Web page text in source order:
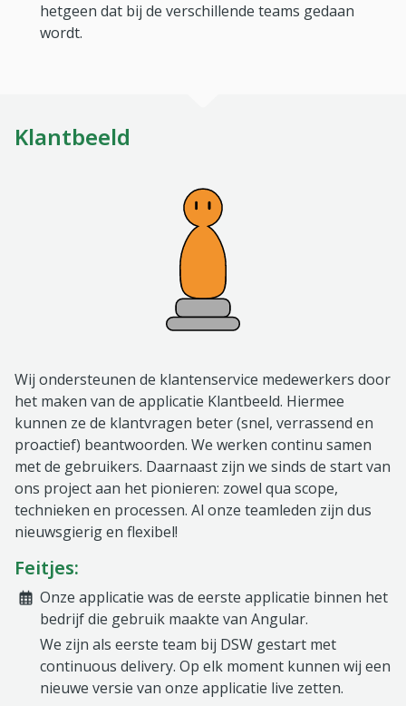
hetgeen dat bij de verschillende teams gedaan
wordt.
Klantbeeld
Wij ondersteunen de klantenservice medewerkers door
het maken van de applicatie Klantbeeld. Hiermee
kunnen ze de klantvragen beter (snel, verrassend en
proactief) beantwoorden. We werken continu samen
met de gebruikers. Daarnaast zijn we sinds de start van
ons project aan het pionieren: zowel qua scope,
technieken en processen. Al onze teamleden zijn dus
nieuwsgierig en flexibel!
Feitjes:
Onze applicatie was de eerste applicatie binnen het
bedrijf die gebruik maakte van Angular.
We zijn als eerste team bij DSW gestart met
continuous delivery. Op elk moment kunnen wij een
nieuwe versie van onze applicatie live zetten.